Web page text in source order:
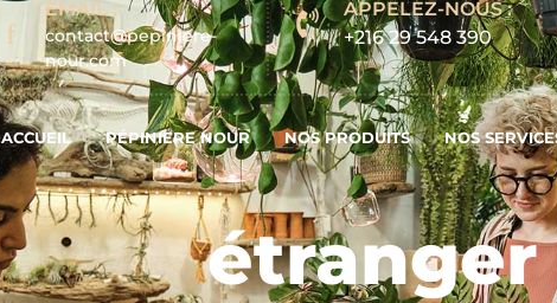
EMAIL :
contact@pepiniere-
nour.com
APPELEZ-NOUS :
+216 29 548 390
ACCUEIL PÉPINIERE NOUR NOS PRODUITS NOS
étranger